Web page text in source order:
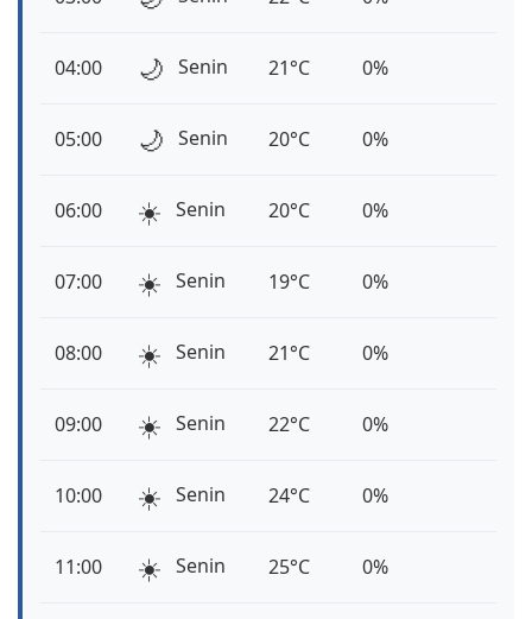
04:00 🌙 Senin 21°C 0%
05:00 🌙 Senin 20°C 0%
06:00 ☀️ Senin 20°C 0%
07:00 ☀️ Senin 19°C 0%
08:00 ☀️ Senin 21°C 0%
09:00 ☀️ Senin 22°C 0%
10:00 ☀️ Senin 24°C 0%
11:00 ☀️ Senin 25°C 0%